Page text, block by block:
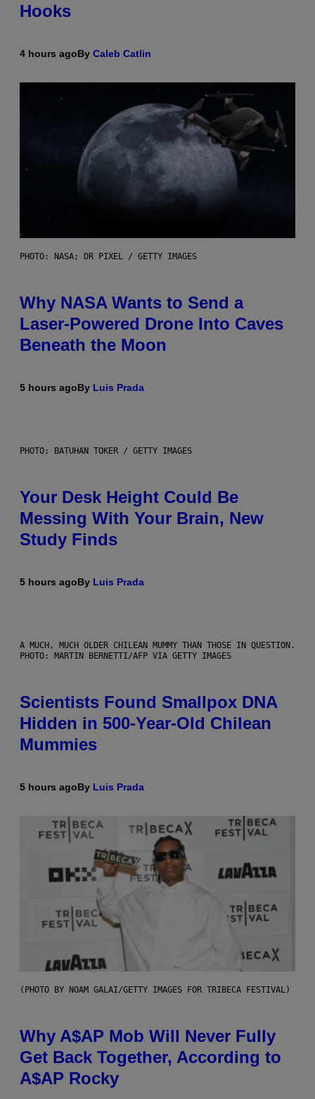
Hooks
4 hours agoBy Caleb Catlin
PHOTO: NASA; DR PIXEL / GETTY IMAGES
Why NASA Wants to Send a
Laser-Powered Drone Into Caves
Beneath the Moon
5 hours agoBy Luis Prada
PHOTO: BATUHAN TOKER / GETTY IMAGES
Your Desk Height Could Be
Messing With Your Brain, New
Study Finds
5 hours agoBy Luis Prada
A MUCH, MUCH OLDER CHILEAN MUMMY THAN THOSE IN QUESTION.
PHOTO: MARTIN BERNETTI/AFP VIA GETTY IMAGES
Scientists Found Smallpox DNA
Hidden in 500-Year-Old Chilean
Mummies
5 hours agoBy Luis Prada
(PHOTO BY NOAM GALAI/GETTY IMAGES FOR TRIBECA FESTIVAL)
Why A$AP Mob Will Never Fully
Get Back Together, According to
A$AP Rocky